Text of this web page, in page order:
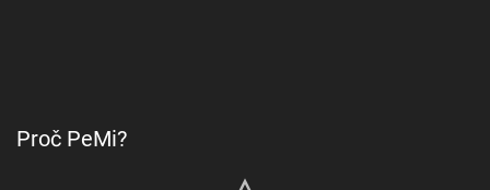
Proč PeMi?